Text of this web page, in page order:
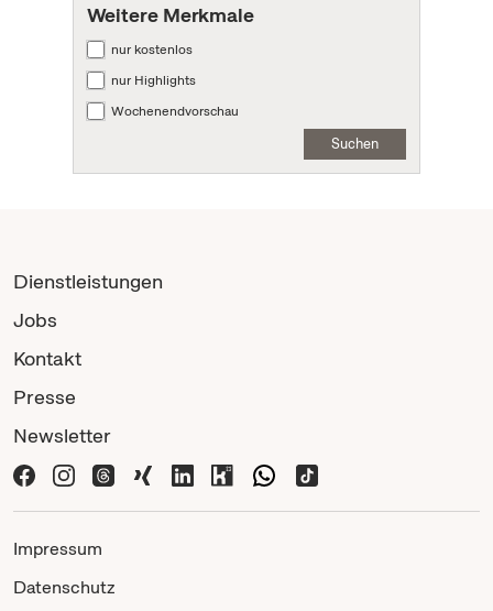
Weitere Merkmale
nur kostenlos
nur Highlights
Wochenendvorschau
Suchen
Dienstleistungen
Jobs
Kontakt
Presse
Newsletter
Impressum
Datenschutz